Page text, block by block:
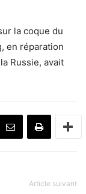
la coque du
en réparation
Russie, avait
Article suivant